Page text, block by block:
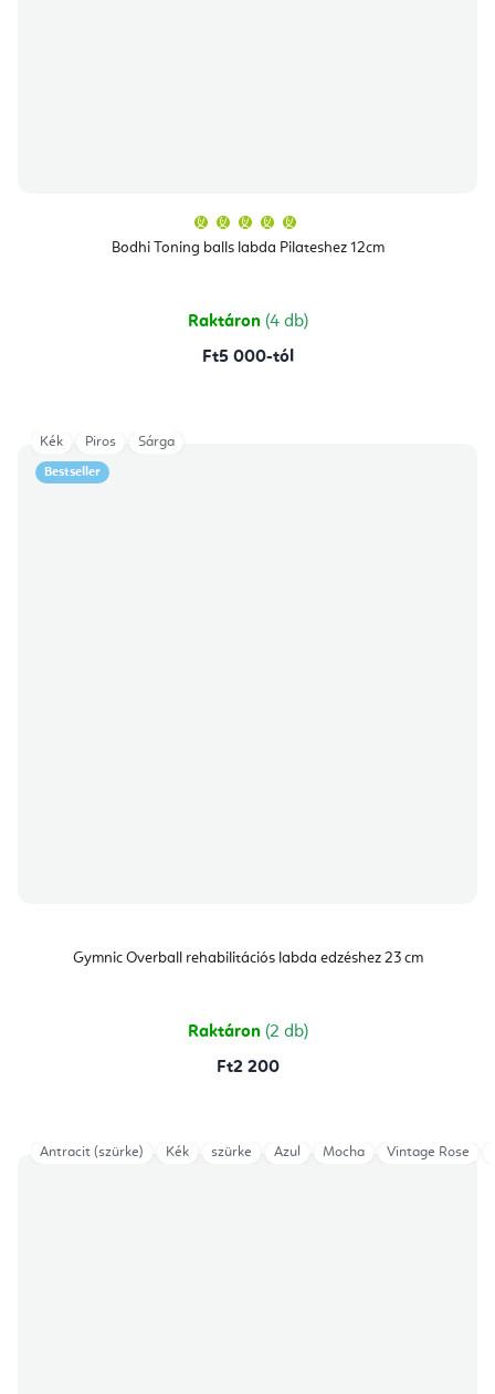
Bodhi Toning balls labda Pilateshez 12cm
átlagos
értékelése
csillag.
Raktáron (4 db)
Ft5 000-tól
Bestseller
Gymnic Overball rehabilitációs labda edzéshez 23 cm
Raktáron (2 db)
Ft2 200
Kék Piros Sárga
Antracit (szürke) Kék szürke Azul Mocha Vintage Rose